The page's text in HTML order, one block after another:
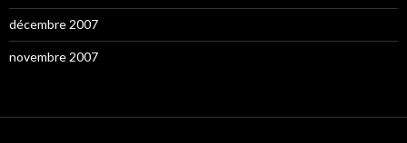
décembre 2007
novembre 2007